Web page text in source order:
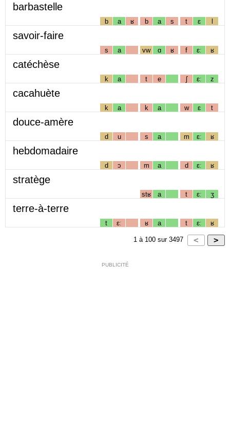
barbastelle
b a ʁ b a s t ɛ l
savoir-faire
s a vw ɑ ʁ f ɛː ʁ
catéchèse
k a t e ʃ ɛː z
cacahuète
k a k a w ɛ t
douce-amère
d u s a m ɛː ʁ
hebdomadaire
d ɔ m a d ɛː ʁ
stratège
stʁ a t ɛː ʒ
terre-à-terre
t ɛː ʁ a t ɛː ʁ
1 à 100 sur 3497
PUBLICITÉ